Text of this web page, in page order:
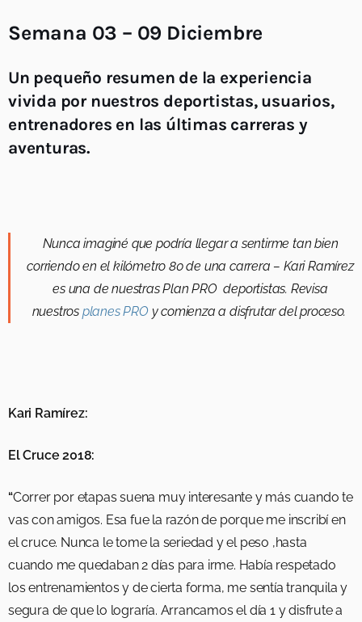
Semana 03 – 09 Diciembre
Un pequeño resumen de la experiencia
vivida por nuestros deportistas, usuarios,
entrenadores en las últimas carreras y
aventuras.
Nunca imaginé que podría llegar a sentirme tan bien
corriendo en el kilómetro 80 de una carrera – Kari Ramírez
es una de nuestras Plan PRO deportistas. Revisa
nuestros planes PRO y comienza a disfrutar del proceso.
Kari Ramírez:
El Cruce 2018:
“Correr por etapas suena muy interesante y más cuando te
vas con amigos. Esa fue la razón de porque me inscribí en
el cruce. Nunca le tome la seriedad y el peso ,hasta
cuando me quedaban 2 días para irme. Había respetado
los entrenamientos y de cierta forma, me sentía tranquila y
segura de que lo lograría. Arrancamos el día 1 y disfrute a